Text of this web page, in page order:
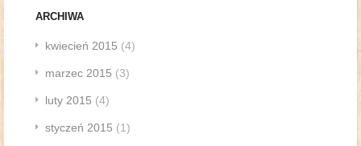
ARCHIWA
kwiecień 2015 (4)
marzec 2015 (3)
luty 2015 (4)
styczeń 2015 (1)